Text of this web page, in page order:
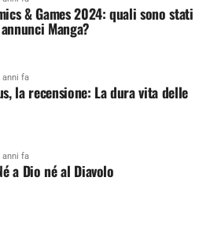
& Games 2024: quali sono stati
Manga?
anni fa
la recensione: La dura vita delle
anni fa
a Dio né al Diavolo